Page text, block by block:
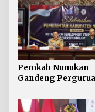
Pemkab Nunukan
Gandeng
Dukung
Perbatasan